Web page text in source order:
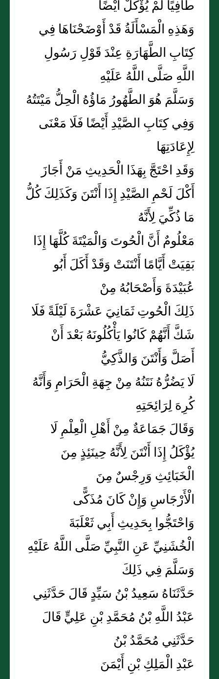
طَافِيًا لَمْ يُؤْكَلْ أَيْضًا
وَهَذِهِ الْمَسْأَلَةُ قَدْ أَوْضَحْنَاهَا فِي
كِتَابِ الطَّهَارَةِ عِنْدَ قَوْلِ رَسُولِ
اللَّهِ صَلَّى اللَّهُ عَلَيْهِ
وَسَلَّمَ هُوَ الطَّهُورُ مَاؤُهُ الْحِلُّ مَيْتَتُهُ
وَفِي كِتَابِ الصَّيْدِ أَيْضًا فَلَا مَعْنَى
لِإِعَادَتِهَا
وَقَدِ احْتَجَّ بِهَذَا الْحَدِيثِ مَنْ أَجَازَ
أَكْلَ لَحْمِ الصَّيْدِ إِذَا أَنْتَنَ وَكَذَلِكَ كُلُّ
مَا ذُكِّيَ لِأَنَّهُ
مَعْلُومٌ أَنَّ الْحُوتَ وَالْمَيْتَةَ كُلَّهَا إِذَا
بَقِيَتْ أَيَّامًا أَنْتَنَتْ وَقَدْ أَكَلَ أَبُو
عُبَيْدَةَ وَأَصْحَابُهُ مِنْ
ذَلِكَ الْحُوتِ ثَمَانِيَ عَشْرَةَ لَيْلَةً فَلَا
شَكَّ أَنَّهُمْ كَانُوا يَأْكُلُونَهُ بَعْدَ أَنْ
أَصَلَّ وَأَنْتَنَ وَالذَّكِيُّ
لَا يَضُرُّهُ نَتَنُهُ مِنْ جِهَةِ الْحَرَامِ وَأَنَّهُ
كُرِهَ لِرَائِحَتِهِ
وَقَالَ جَمَاعَةٌ مِنْ أَهْلِ الْعِلْمِ لَا
يُؤْكَلُ إِذَا أَنْتَنَ لِأَنَّهُ حِينَئِذٍ مِنَ
الْخَبَائِثِ وَرِجْسٌ مِنَ
الْأَرْجَاسِ وَإِنْ كَانَ مُذَكًّى
وَاحْتَجُّوا بِحَدِيثِ أَبِي ثَعْلَبَةَ
الْخُشَنِيِّ عَنِ النَّبِيِّ صَلَّى اللَّهُ عَلَيْهِ
وَسَلَّمَ فِي ذَلِكَ
حَدَّثَنَاهُ سَعِيدُ بْنُ سَيِّدٍ قَالَ حَدَّثَنِي
عَبْدُ اللَّهِ بْنُ مُحَمَّدِ بْنِ عَلِيٍّ قَالَ
حَدَّثَنِي مُحَمَّدُ بْنُ
عَبْدِ الْمَلِكِ بْنِ أَيْمَنَ